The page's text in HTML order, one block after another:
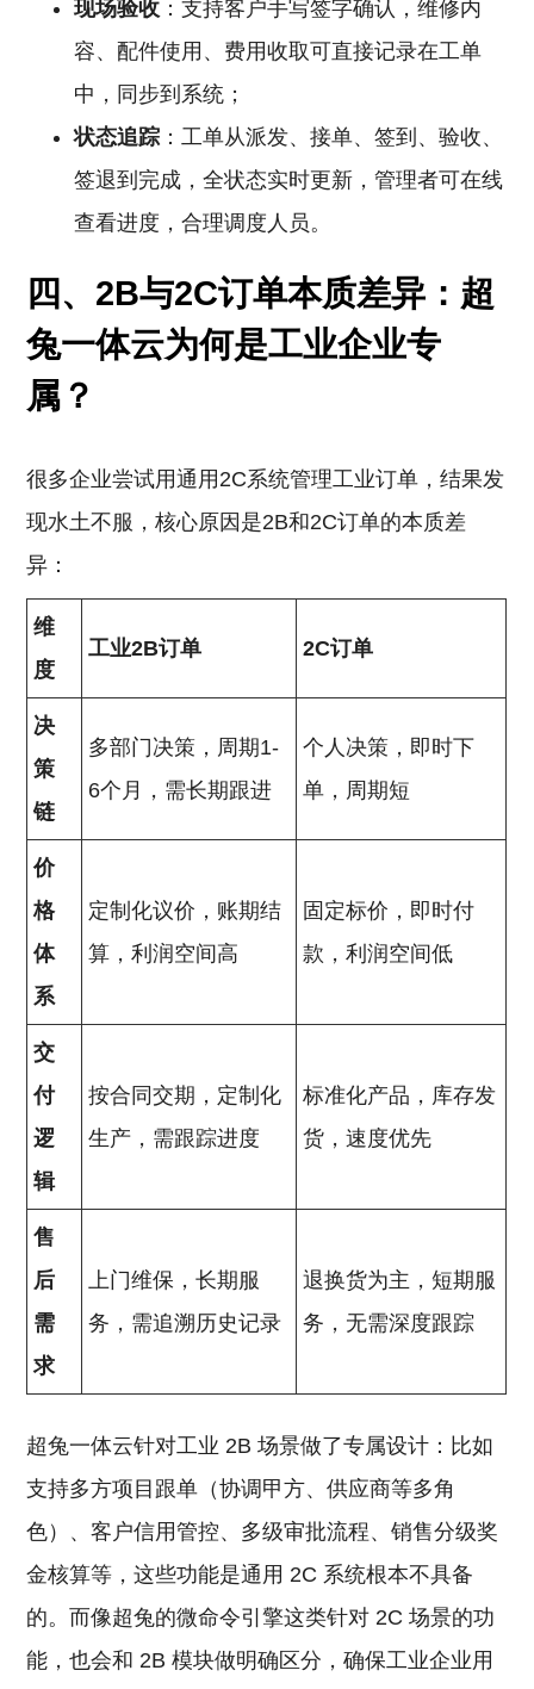
现场验收 ：支持客户手写签字确认，维修内
容、配件使用、费用收取可直接记录在工单
中，同步到系统；
状态追踪 ：工单从派发、接单、签到、验收、
签退到完成，全状态实时更新，管理者可在线
查看进度，合理调度人员。
四、2B与2C订单本质差异：超
兔一体云为何是工业企业专
属？
很多企业尝试用通用2C系统管理工业订单，结果发
现水土不服，核心原因是2B和2C订单的本质差
异：
维
度
工业2B订单 2C订单
决
策
链
多部门决策，周期1-
6个月，需长期跟进
个人决策，即时下
单，周期短
价
格
体
系
定制化议价，账期结
算，利润空间高
固定标价，即时付
款，利润空间低
交
付
逻
辑
按合同交期，定制化
生产，需跟踪进度
标准化产品，库存发
货，速度优先
售
后
需
求
上门维保，长期服
务，需追溯历史记录
退换货为主，短期服
务，无需深度跟踪
超兔一体云针对工业 2B 场景做了专属设计：比如
支持多方项目跟单（协调甲方、供应商等多角
色）、客户信用管控、多级审批流程、销售分级奖
金核算等，这些功能是通用 2C 系统根本不具备
的。而像超兔的微命令引擎这类针对 2C 场景的功
能，也会和 2B 模块做明确区分，确保工业企业用